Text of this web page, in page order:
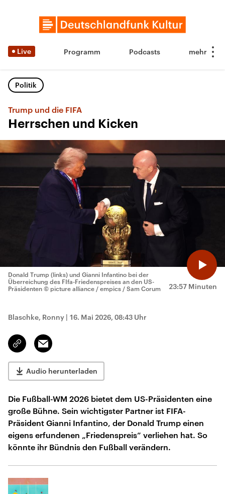
Live Programm Podcasts
Politik
Trump und die FIFA
Herrschen und Kicken
23:57 Minuten
Donald Trump (links) und Gianni Infantino bei der
Überreichung des FIfa-Friedenspreises an den US-
Präsidenten © picture alliance / empics / Sam Corum
Blaschke, Ronny | 16. Mai 2026, 08:43 Uhr
Link
kopieren/teilen
Email
Audio herunterladen
Die Fußball-WM 2026 bietet dem US-Präsidenten eine
große Bühne. Sein wichtigster Partner ist FIFA-
Präsident Gianni Infantino, der Donald Trump einen
eigens erfundenen „Friedenspreis” verliehen hat. So
könnte ihr Bündnis den Fußball verändern.